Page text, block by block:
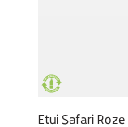
Etui Safari Roze